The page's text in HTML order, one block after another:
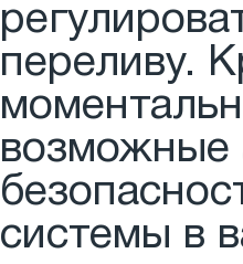
переливу.
возможные
системы в